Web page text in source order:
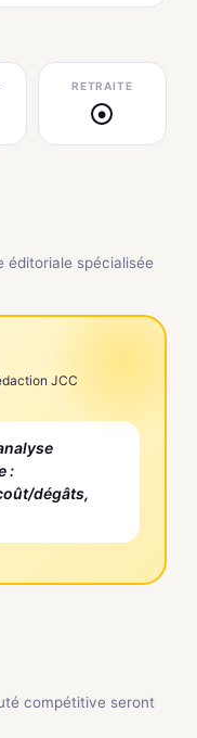
RETRAITE
●
éditoriale spécialisée
JCC
:
dégâts,
compétitive seront